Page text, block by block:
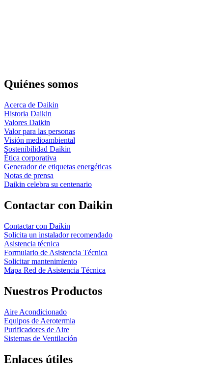
Quiénes somos
Acerca de Daikin
Historia Daikin
Valores Daikin
Valor para las personas
Visión medioambiental
Sostenibilidad Daikin
Ética corporativa
Generador de etiquetas energéticas
Notas de prensa
Daikin celebra su centenario
Contactar con Daikin
Contactar con Daikin
Solicita un instalador recomendado
Asistencia técnica
Formulario de Asistencia Técnica
Solicitar mantenimiento
Mapa Red de Asistencia Técnica
Nuestros Productos
Aire Acondicionado
Equipos de Aerotermia
Purificadores de Aire
Sistemas de Ventilación
Enlaces útiles